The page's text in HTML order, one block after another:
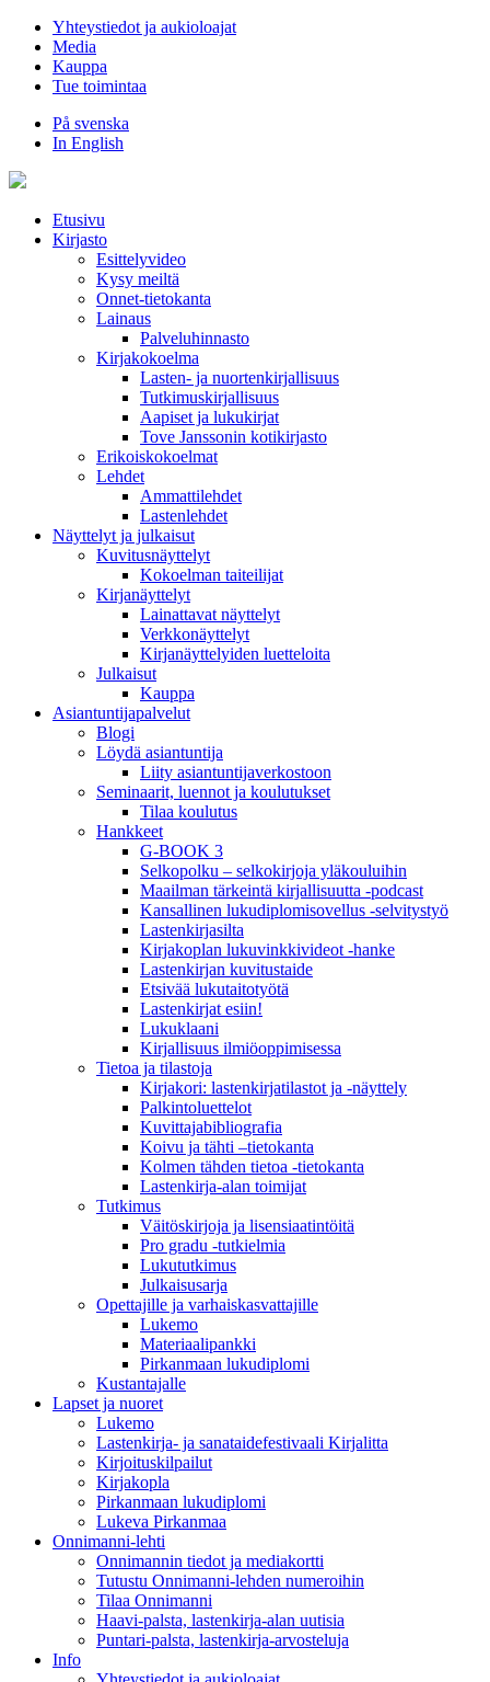
Hyppää
sisältöön
Yhteystiedot ja aukioloajat
Media
Kauppa
Tue toimintaa
På svenska
In English
Etusivu
Kirjasto
Esittelyvideo
Kysy meiltä
Onnet-tietokanta
Lainaus
Palveluhinnasto
Kirjakokoelma
Lasten- ja nuortenkirjallisuus
Tutkimuskirjallisuus
Aapiset ja lukukirjat
Tove Janssonin kotikirjasto
Erikoiskokoelmat
Lehdet
Ammattilehdet
Lastenlehdet
Näyttelyt ja julkaisut
Kuvitusnäyttelyt
Kokoelman taiteilijat
Kirjanäyttelyt
Lainattavat näyttelyt
Verkkonäyttelyt
Kirjanäyttelyiden luetteloita
Julkaisut
Kauppa
Asiantuntija­palvelut
Blogi
Löydä asiantuntija
Liity asiantuntijaverkostoon
Seminaarit, luennot ja koulutukset
Tilaa koulutus
Hankkeet
G-BOOK 3
Selkopolku – selkokirjoja yläkouluihin
Maailman tärkeintä kirjallisuutta -podcast
Kansallinen lukudiplomisovellus -selvitystyö
Lastenkirjasilta
Kirjakoplan lukuvinkkivideot -hanke
Lastenkirjan kuvitustaide
Etsivää lukutaitotyötä
Lastenkirjat esiin!
Lukuklaani
Kirjallisuus ilmiöoppimisessa
Tietoa ja tilastoja
Kirjakori: lastenkirjatilastot ja -näyttely
Palkintoluettelot
Kuvittaja­bibliografia
Koivu ja tähti –tietokanta
Kolmen tähden tietoa -tietokanta
Lastenkirja-alan toimijat
Tutkimus
Väitöskirjoja ja lisensiaatintöitä
Pro gradu -tutkielmia
Lukututkimus
Julkaisusarja
Opettajille ja varhaiskasvattajille
Lukemo
Materiaalipankki
Pirkanmaan lukudiplomi
Kustantajalle
Lapset ja nuoret
Lukemo
Lastenkirja- ja sanataidefestivaali Kirjalitta
Kirjoituskilpailut
Kirjakopla
Pirkanmaan lukudiplomi
Lukeva Pirkanmaa
Onnimanni-lehti
Onnimannin tiedot ja mediakortti
Tutustu Onnimanni-lehden numeroihin
Tilaa Onnimanni
Haavi-palsta, lastenkirja-alan uutisia
Puntari-palsta, lastenkirja-arvosteluja
Info